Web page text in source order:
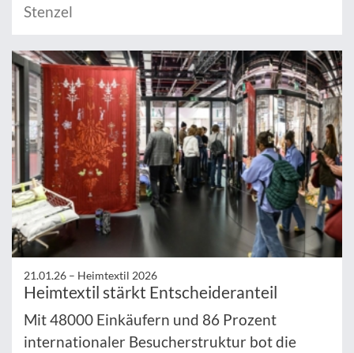
Stenzel
21.01.26 – Heimtextil 2026
Heimtextil stärkt Entscheideranteil
Mit 48000 Einkäufern und 86 Prozent
internationaler Besucherstruktur bot die